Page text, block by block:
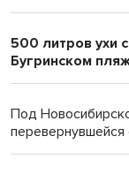
500 литров ухи
Бугринском
Под